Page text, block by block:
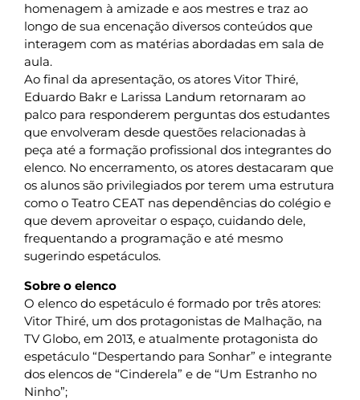
homenagem à amizade e aos mestres e traz ao
longo de sua encenação diversos conteúdos que
interagem com as matérias abordadas em sala de
aula.
Ao final da apresentação, os atores Vitor Thiré,
Eduardo Bakr e Larissa Landum retornaram ao
palco para responderem perguntas dos estudantes
que envolveram desde questões relacionadas à
peça até a formação profissional dos integrantes do
elenco. No encerramento, os atores destacaram que
os alunos são privilegiados por terem uma estrutura
como o Teatro CEAT nas dependências do colégio e
que devem aproveitar o espaço, cuidando dele,
frequentando a programação e até mesmo
sugerindo espetáculos.
Sobre o elenco
O elenco do espetáculo é formado por três atores:
Vitor Thiré, um dos protagonistas de Malhação, na
TV Globo, em 2013, e atualmente protagonista do
espetáculo “Despertando para Sonhar” e integrante
dos elencos de “Cinderela” e de “Um Estranho no
Ninho”;